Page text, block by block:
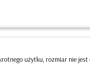
użytku, rozmiar nie jest